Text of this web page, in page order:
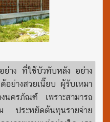
ย่าง ที่ใช้บัวทับหลัง อย่าง
ย่างสวยเนี๊ยบ ผู้รับเหมา
งนครภัณฑ์ เพราะสามารถ
ม ประหยัดต้นทุนรายจ่าย